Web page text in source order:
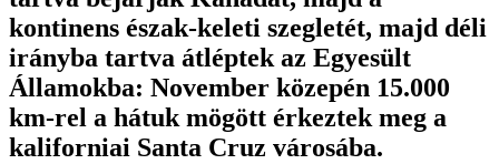
kontinens észak-keleti szegletét, majd déli
irányba tartva átléptek az Egyesült
Államokba: November közepén 15.000
km-rel a hátuk mögött érkeztek meg a
kaliforniai Santa Cruz városába.